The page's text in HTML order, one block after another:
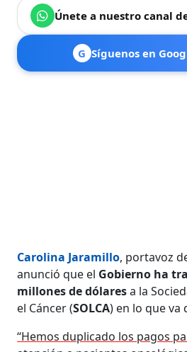
Únete a nuestro canal
G Síguenos en
Carolina Jaramillo, portavoz
anunció que el Gobierno ha
millones de dólaresa la
el Cáncer (SOLCA) en lo que va
“Hemos duplicado los pagos